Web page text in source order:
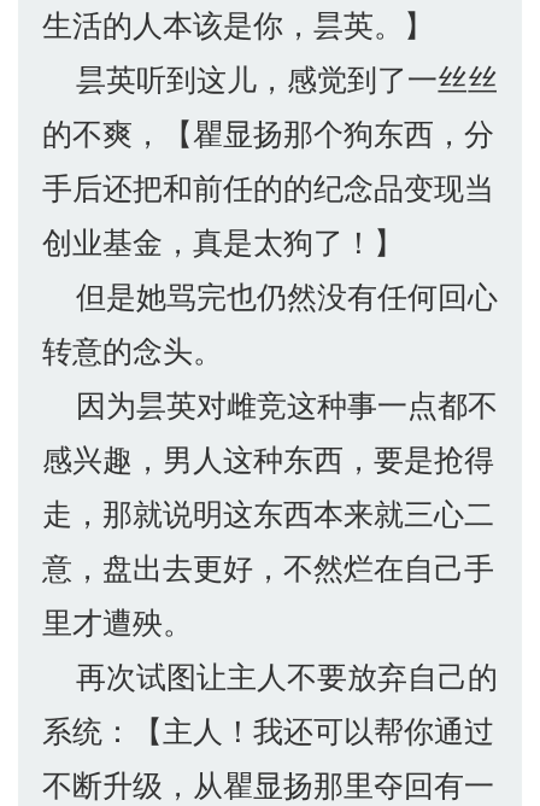
生活的人本该是你，昙英。】
昙英听到这儿，感觉到了一丝丝
的不爽，【瞿显扬那个狗东西，分
手后还把和前任的的纪念品变现当
创业基金，真是太狗了！】
但是她骂完也仍然没有任何回心
转意的念头。
因为昙英对雌竞这种事一点都不
感兴趣，男人这种东西，要是抢得
走，那就说明这东西本来就三心二
意，盘出去更好，不然烂在自己手
里才遭殃。
再次试图让主人不要放弃自己的
系统：【主人！我还可以帮你通过
不断升级，从瞿显扬那里夺回有一